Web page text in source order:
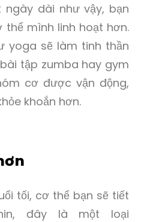
ngày dài như vậy, bạn
thể mình linh hoạt hơn.
yoga sẽ làm tinh thần
tập zumba hay gym
cơ được vận động,
khoắn hơn.
tối, cơ thể bạn sẽ tiết
đây là một loại